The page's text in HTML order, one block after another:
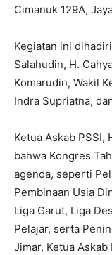
Cimanuk 129A,
Kegiatan ini
Salahudin, H.
Komarudin, Wakil
Indra Supriatna,
Ketua Askab PSSI,
bahwa Kongres
agenda, seperti
Pembinaan Usia
Liga Garut, Liga
Pelajar, serta
Jimar, Ketua